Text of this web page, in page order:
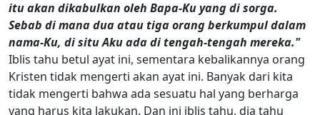
itu akan dikabulkan oleh Bapa-Ku yang di sorga.
Sebab di mana dua atau tiga orang berkumpul dalam
nama-Ku, di situ Aku ada di tengah-tengah mereka."
Iblis tahu betul ayat ini, sementara kebalikannya orang
Kristen tidak mengerti akan ayat ini. Banyak dari kita
tidak mengerti bahwa ada sesuatu hal yang berharga
yang harus kita lakukan. Dan ini iblis tahu, dia tahu